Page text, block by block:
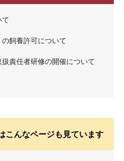
飼養許可について
責任者研修の開催について
こんなページも見ています